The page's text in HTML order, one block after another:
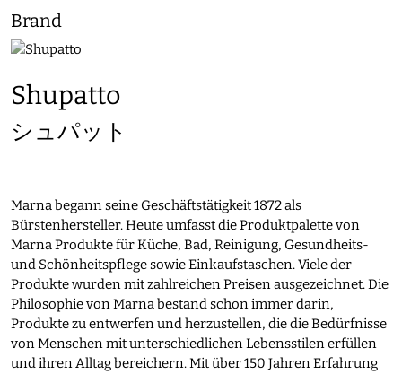
Brand
Shupatto
シュパット
Marna begann seine Geschäftstätigkeit 1872 als
Bürstenhersteller. Heute umfasst die Produktpalette von
Marna Produkte für Küche, Bad, Reinigung, Gesundheits-
und Schönheitspflege sowie Einkaufstaschen. Viele der
Produkte wurden mit zahlreichen Preisen ausgezeichnet. Die
Philosophie von Marna bestand schon immer darin,
Produkte zu entwerfen und herzustellen, die die Bedürfnisse
von Menschen mit unterschiedlichen Lebensstilen erfüllen
und ihren Alltag bereichern. Mit über 150 Jahren Erfahrung